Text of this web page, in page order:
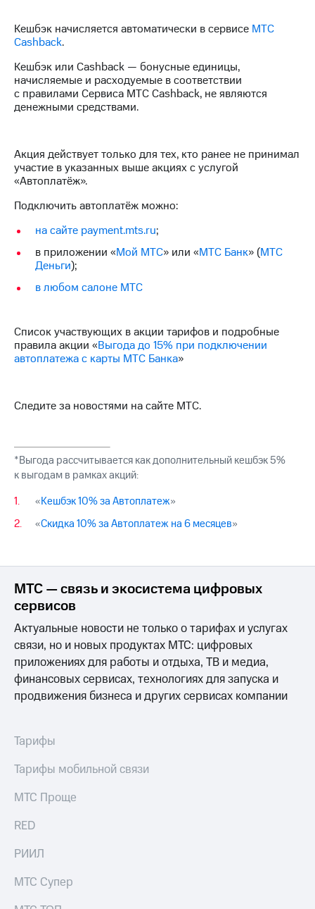
SIM-
карту
Перейти
на
eSIM
Выберите
и подключите
ТВ
тарифом
ТВ и телефон
для дома
Услуги
и подписки
Подписка
на гигабайты
интернета,
фильмы,
и многое
Семейная
Скидка
общие
подписки
и услуги,
доступ
к геолокации
только
Здоровье
Личный
кабинет
ТВ
Скачать
приложение
Мой
Premium
Подписка
на гигабайты
интернета,
музыка
другое
Семейная
группа
на тарифы,
общие
подписки
к геолокации
Всё
под
рукой
полезного
в нашем
приложении
КИОН
КИОН
Музыка
КИОН
Гудок
Мой
МТС
Кешбэк начисляется автоматически в сервисе МТС
Cashback.
Кешбэк или Cashback — бонусные единицы,
начисляемые и расходуемые в соответствии
с правилами Сервиса МТС Cashback, не являются
денежными средствами.
Акция действует только для тех, кто ранее не принимал
участие в указанных выше акциях с услугой
«Автоплатёж».
Подключить автоплатёж можно:
на сайте payment.mts.ru;
в приложении «Мой МТС» или «МТС Банк» (МТС
Деньги);
в любом салоне МТС
Список участвующих в акции тарифов и подробные
правила акции «Выгода до 15% при подключении
автоплатежа с карты МТС Банка»
Следите за новостями на сайте МТС.
*Выгода рассчитывается как дополнительный кешбэк 5%
к выгодам в рамках акций:
«Кешбэк 10% за Автоплатеж»
«Скидка 10% за Автоплатеж на 6 месяцев»
МТС — связь и экосистема цифровых
сервисов
Актуальные новости не только о тарифах и услугах
связи, но и новых продуктах МТС: цифровых
приложениях для работы и отдыха, ТВ и медиа,
финансовых сервисах, технологиях для запуска и
продвижения бизнеса и других сервисах компании
Тарифы
Тарифы мобильной связи
МТС Проще
RED
РИИЛ
МТС Супер